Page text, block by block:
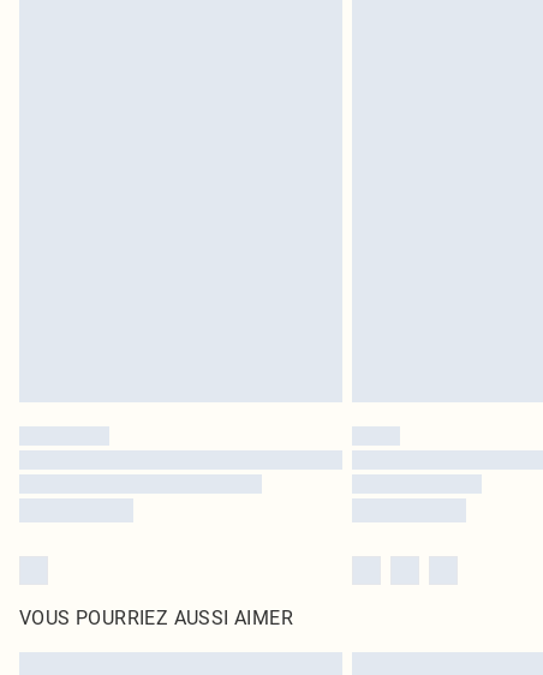
VOUS POURRIEZ AUSSI AIMER